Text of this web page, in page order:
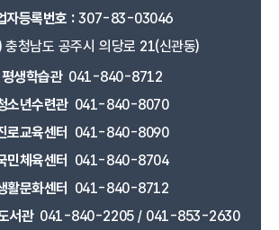
자등록번호 :307-83-03046
청남도 공주시 의당로 21(신관동)
평생학습관 041-840-8712
소년수련관 041-840-8070
로교육센터
041-840-8090
민체육센터
041-840-8704
활문화센터
041-840-8712
서관 041-840-2205 / 041-853-2630